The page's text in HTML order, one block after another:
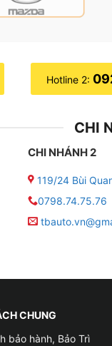
Địa chỉ bọc ghế da
Hotline 2:
CHI
CHI NHÁNH 2
119/24 Bùi
0798.74.75.76
CHUNG
bảo hành, Bảo Trì